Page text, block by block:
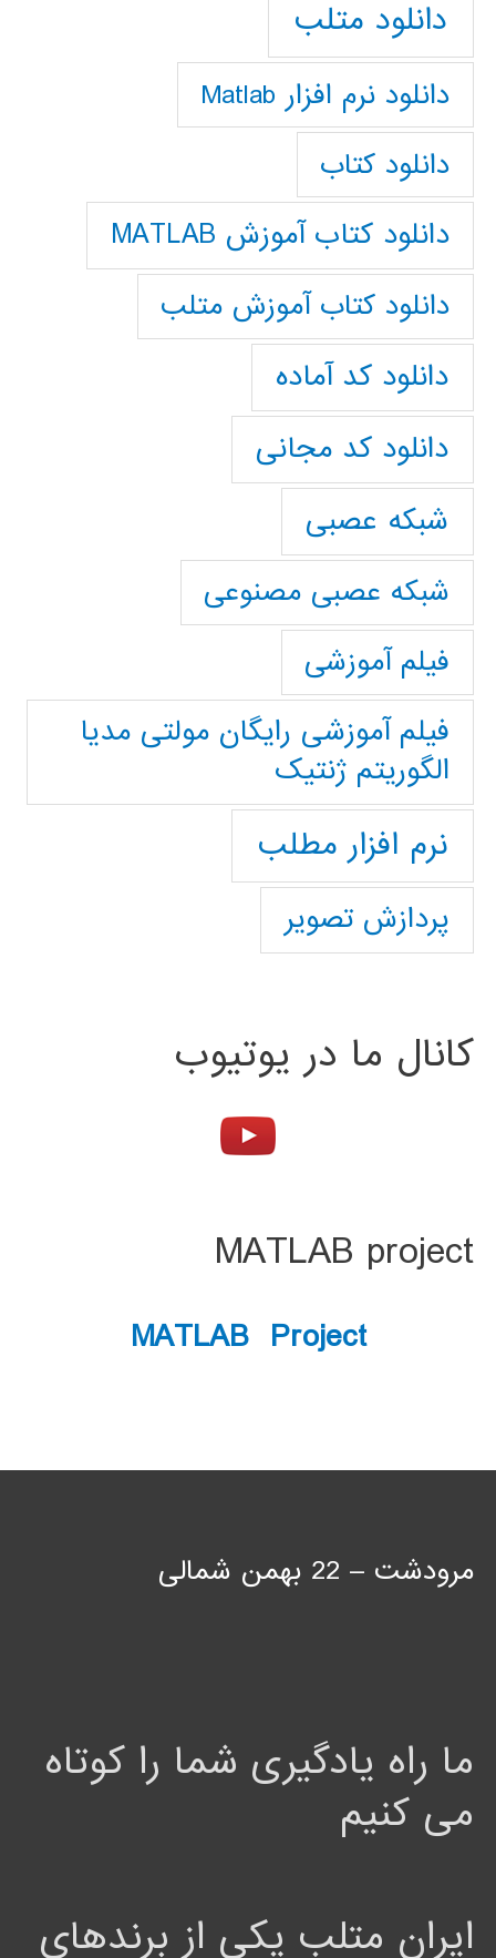
دانلود متلب
دانلود نرم افزار Matlab
دانلود کتاب
دانلود کتاب آموزش MATLAB
دانلود کتاب آموزش متلب
دانلود کد آماده
دانلود کد مجانی
شبکه عصبی
شبکه عصبی مصنوعی
فیلم آموزشی
فیلم آموزشی رایگان مولتی مدیا
الگوریتم ژنتیک
نرم افزار مطلب
پردازش تصویر
کانال ما در یوتیوب
MATLAB project
MATLAB Project
مرودشت – 22 بهمن شمالی
ما راه یادگیری شما را کوتاه
می کنیم
ایران متلب یکی از برندهای